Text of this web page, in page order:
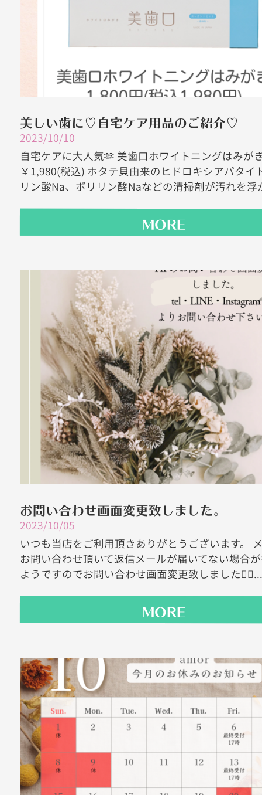
美しい歯に♡自宅ケア用品のご紹介♡
2023/10/10
自宅ケアに大人気🫶 美歯口ホワイトニングはみが
￥1,980(税込) ホタテ貝由来のヒドロキシアパタイ
リン酸Na、ポリリン酸Naなどの清掃剤が汚れを浮
MORE
お問い合わせ画面変更致しました。
2023/10/05
いつも当店をご利用頂きありがとうございます。
お問い合わせ頂いて返信メールが届いてない場合
ようですのでお問い合わせ画面変更致しました🙇‍♀...
MORE